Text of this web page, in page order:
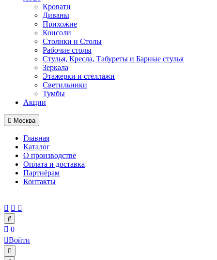
Кровати
Диваны
Прихожие
Консоли
Столики и Столы
Рабочие столы
Стулья, Кресла, Табуреты и Барные стулья
Зеркала
Этажерки и стеллажи
Светильники
Тумбы
Акции
Москва
Главная
Каталог
О производстве
Оплата и доставка
Партнёрам
Контакты
0
Войти